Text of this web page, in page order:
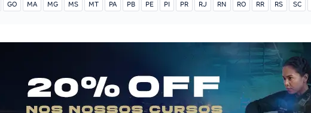
GO MA MG MS MT PA PB PE PI PR RJ RN RO RR RS SC